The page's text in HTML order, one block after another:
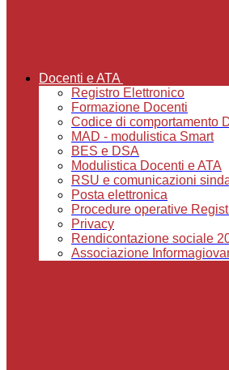
Docenti e ATA
Registro Elettronico
Formazione Docenti
Codice di comportamento
MAD - modulistica Smart
BES e DSA
Modulistica Docenti e ATA
RSU e comunicazioni
Posta elettronica
Procedure operative
Privacy
Rendicontazione sociale
Associazione